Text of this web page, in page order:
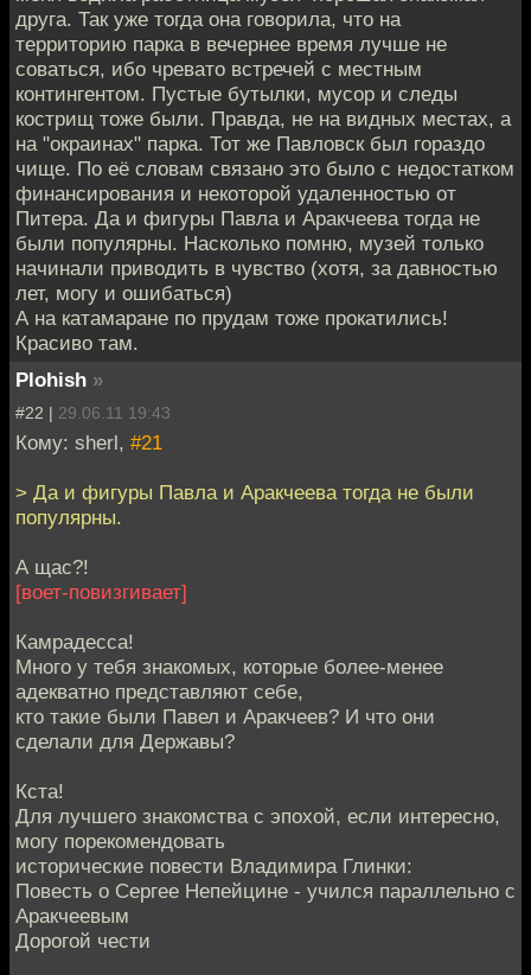
друга. Так уже тогда она говорила, что на
территорию парка в вечернее время лучше не
соваться, ибо чревато встречей с местным
контингентом. Пустые бутылки, мусор и следы
кострищ тоже были. Правда, не на видных местах, а
на "окраинах" парка. Тот же Павловск был гораздо
чище. По её словам связано это было с недостатком
финансирования и некоторой удаленностью от
Питера. Да и фигуры Павла и Аракчеева тогда не
были популярны. Насколько помню, музей только
начинали приводить в чувство (хотя, за давностью
лет, могу и ошибаться)
А на катамаране по прудам тоже прокатились!
Красиво там.
Plohish »
#22 | 29.06.11 19:43
Кому: sherl, #21
> Да и фигуры Павла и Аракчеева тогда не были
популярны.
А щас?!
[воет-повизгивает]
Камрадесса!
Много у тебя знакомых, которые более-менее
адекватно представляют себе,
кто такие были Павел и Аракчеев? И что они
сделали для Державы?
Кста!
Для лучшего знакомства с эпохой, если интересно,
могу порекомендовать
исторические повести Владимира Глинки:
Повесть о Сергее Непейцине - учился параллельно с
Аракчеевым
Дорогой чести